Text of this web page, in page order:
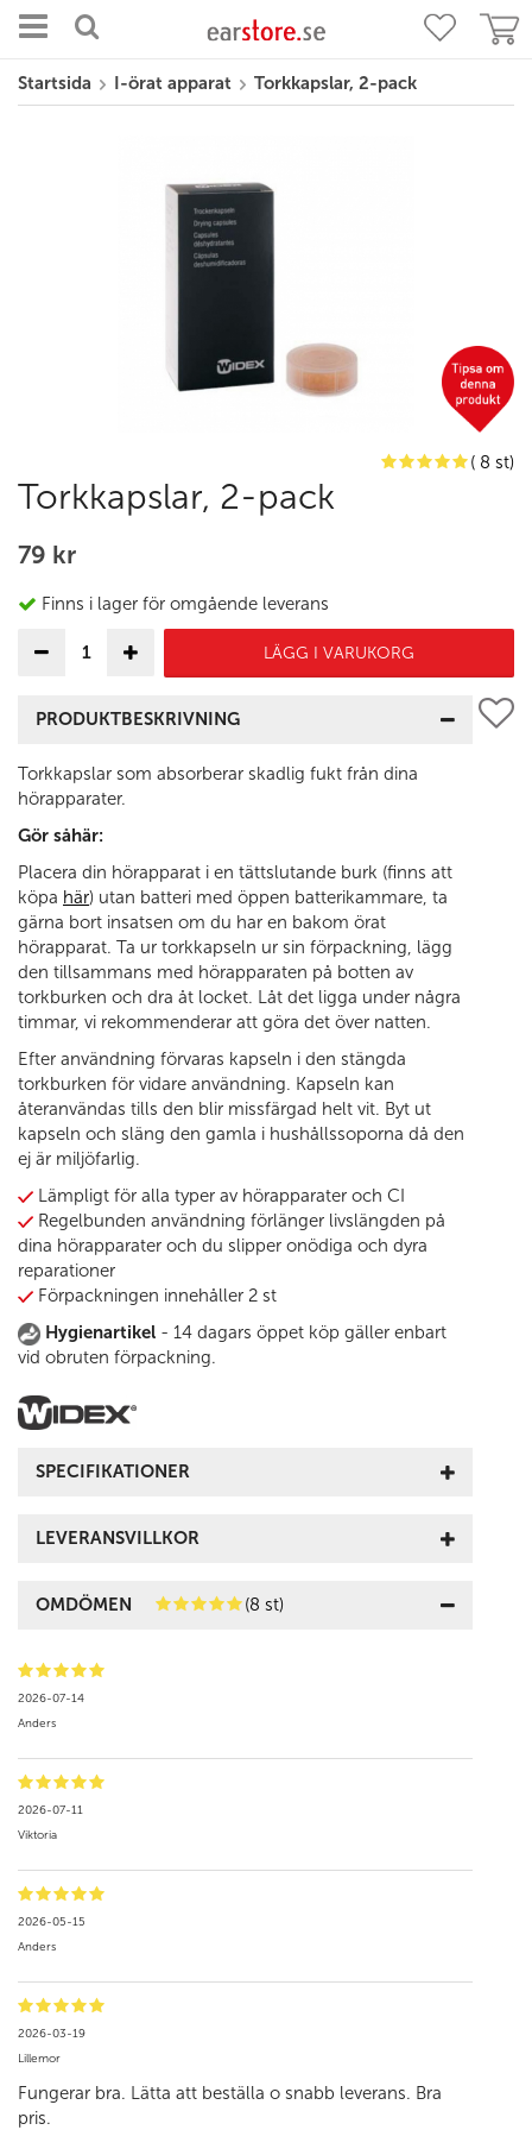
Startsida I-örat apparat Torkkapslar, 2-pack
( 8 st)
Torkkapslar, 2-pack
79 kr
Finns i lager för omgående leverans
LÄGG I VARUKORG
PRODUKTBESKRIVNING
Torkkapslar som absorberar skadlig fukt från dina
hörapparater.
Gör såhär:
Placera din hörapparat i en tättslutande burk (finns att
köpa här) utan batteri med öppen batterikammare, ta
gärna bort insatsen om du har en bakom örat
hörapparat. Ta ur torkkapseln ur sin förpackning, lägg
den tillsammans med hörapparaten på botten av
torkburken och dra åt locket. Låt det ligga under några
timmar, vi rekommenderar att göra det över natten.
Efter användning förvaras kapseln i den stängda
torkburken för vidare användning. Kapseln kan
återanvändas tills den blir missfärgad helt vit. Byt ut
kapseln och släng den gamla i hushållssoporna då den
ej är miljöfarlig.
Lämpligt för alla typer av hörapparater och CI
Regelbunden användning förlänger livslängden på
dina hörapparater och du slipper onödiga och dyra
reparationer
Förpackningen innehåller 2 st
Hygienartikel - 14 dagars öppet köp gäller enbart
vid obruten förpackning.
SPECIFIKATIONER
LEVERANSVILLKOR
OMDÖMEN (8 st)
2026-07-14
Anders
2026-07-11
Viktoria
2026-05-15
Anders
2026-03-19
Lillemor
Fungerar bra. Lätta att beställa o snabb leverans. Bra
pris.